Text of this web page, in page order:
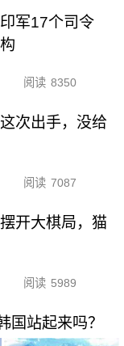
军17个司令
阅读 8350
次出手，没给
阅读 7087
开大棋局，猫
阅读 5989
国站起来吗？